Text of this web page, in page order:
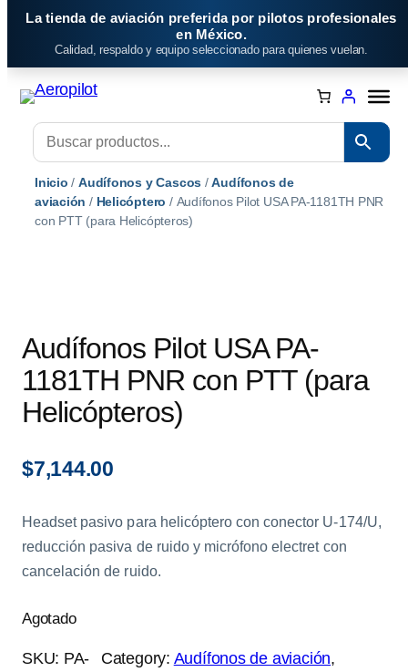
Saltar
La tienda de aviación preferida por pilotos profesionales
en México.
Calidad, respaldo y equipo seleccionado para quienes vuelan.
Inicio /Audífonos y Cascos /Audífonos de
aviación / Helicóptero / Audífonos Pilot USA PA-1181TH PNR
con PTT (para Helicópteros)
Audífonos Pilot USA PA-
1181TH PNR con PTT (para
Helicópteros)
$7,144.00
Headset pasivo para helicóptero con conector U-174/U,
reducción pasiva de ruido y micrófono electret con
cancelación de ruido.
Agotado
SKU: PA-
Category: Audífonos de aviación